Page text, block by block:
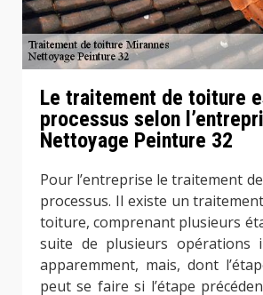
Le traitement de toiture
processus selon
Nettoyage Peinture 32
Pour l’entreprise le traitement
processus. Il existe un
toiture, comprenant plusieurs
suite de plusieurs opérations
apparemment, mais, dont
peut se faire si l’étape